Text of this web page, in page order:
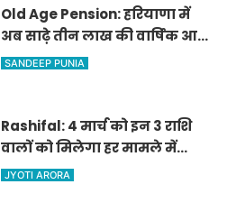
Old Age Pension: हरियाणा में
अब साढ़े तीन लाख की वार्षिक आय
वाले बुजुर्गों को भी मिलेगी बुढ़ापा
SANDEEP PUNIA
Rashifal: 4 मार्च को इन 3 राशि
वालों को मिलेगा हर मामले में
किस्मत का साथ, पढ़ें 12 राशियों का
JYOTI ARORA